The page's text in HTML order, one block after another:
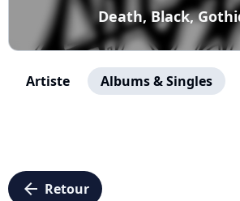
Death, Black,
Artiste Albums & Singles
arrow_left Retour